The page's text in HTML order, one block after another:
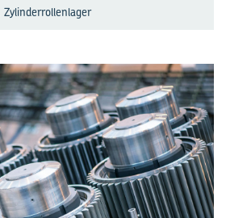
Zylinderrollenlager